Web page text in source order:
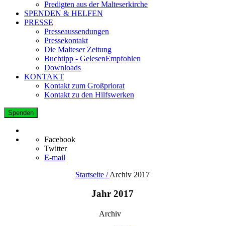
Predigten aus der Malteserkirche
SPENDEN & HELFEN
PRESSE
Presseaussendungen
Pressekontakt
Die Malteser Zeitung
Buchtipp - GelesenEmpfohlen
Downloads
KONTAKT
Kontakt zum Großpriorat
Kontakt zu den Hilfswerken
Spenden
Facebook
Twitter
E-mail
Startseite / Archiv 2017
Jahr 2017
Archiv